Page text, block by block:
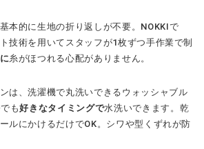
本的に生地の折り返しが不要。NOKKIで
技術を用いてスタッフが1枚ずつ手作業で制
糸がほつれる心配がありません。
は、洗濯機で丸洗いできるウォッシャブル
も好きなタイミングで水洗いできます。乾
ルにかけるだけでOK。シワや型くずれが防